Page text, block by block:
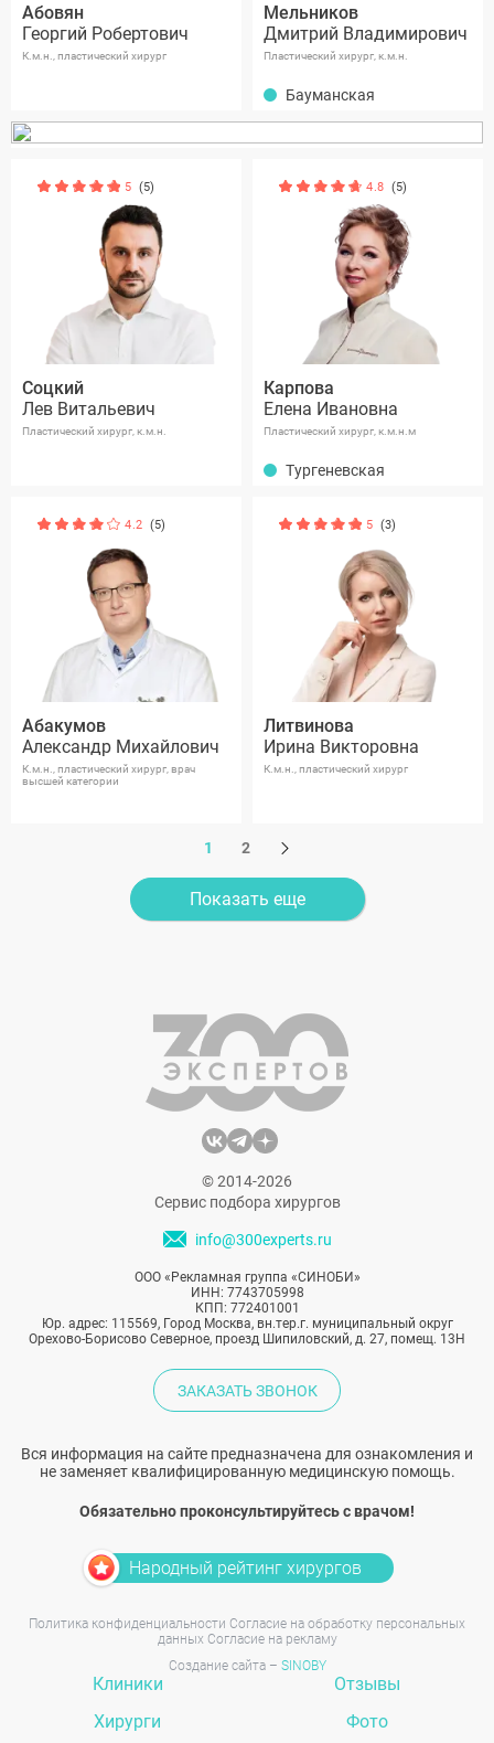
Абовян
Георгий Робертович
К.м.н., пластический хирург
Мельников
Дмитрий Владимирович
Пластический хирург, к.м.н.
Бауманская
5 (5)
Соцкий
Лев Витальевич
Пластический хирург, к.м.н.
4.8 (5)
Карпова
Елена Ивановна
Пластический хирург, к.м.н.м
Тургеневская
4.2 (5)
Абакумов
Александр Михайлович
К.м.н., пластический хирург, врач
высшей категории
5 (3)
Литвинова
Ирина Викторовна
К.м.н., пластический хирург
1 2
Показать еще
© 2014-2026
Сервис подбора хирургов
info@300experts.ru
ООО «Рекламная группа «СИНОБИ»
ИНН: 7743705998
КПП: 772401001
Юр. адрес: 115569, Город Москва, вн.тер.г. муниципальный округ
Орехово-Борисово Северное, проезд Шипиловский, д. 27, помещ. 13Н
ЗАКАЗАТЬ ЗВОНОК
Вся информация на сайте предназначена для ознакомления и
не заменяет квалифицированную медицинскую помощь.
Обязательно проконсультируйтесь с врачом!
Народный рейтинг хирургов
Политика конфиденциальности Согласие на обработку персональных
данных Согласие на рекламу
Создание сайта – SINOBY
Клиники
Хирурги
Отзывы
Фото